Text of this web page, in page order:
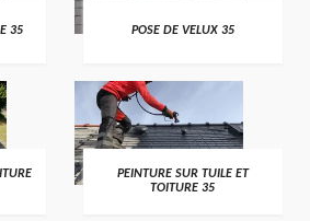
35 POSE DE VELUX 35
PEINTURE SUR TUILE ET
TOITURE 35